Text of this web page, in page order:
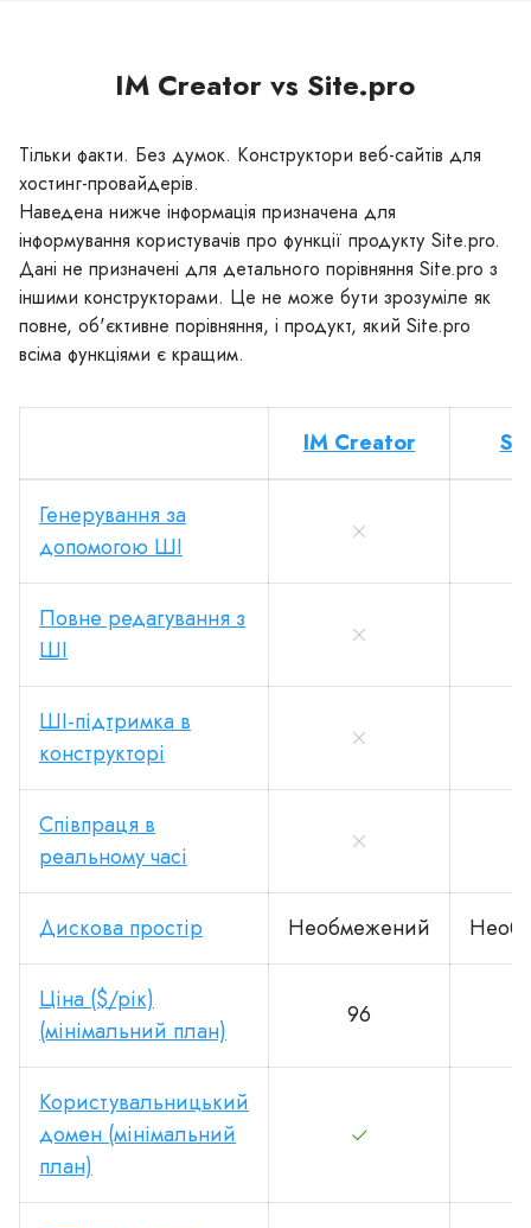
IM Creator vs Site.pro
Тільки факти. Без думок. Конструктори веб-сайтів для
хостинг-провайдерів.
Наведена нижче інформація призначена для
інформування користувачів про функції продукту Site.pro.
Дані не призначені для детального порівняння Site.pro з
іншими конструкторами. Це не може бути зрозуміле як
повне, об'єктивне порівняння, і продукт, який Site.pro
всіма функціями є кращим.
IM Creator
Генерування за
допомогою ШІ
Повне редагування з
ШІ
ШІ-підтримка в
конструкторі
Співпраця в
реальному часі
Дискова простір Необмежений
Ціна ($/рік)
(мінімальний план)
96
Користувальницький
домен (мінімальний
план)